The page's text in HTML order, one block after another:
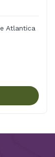
Atlantica